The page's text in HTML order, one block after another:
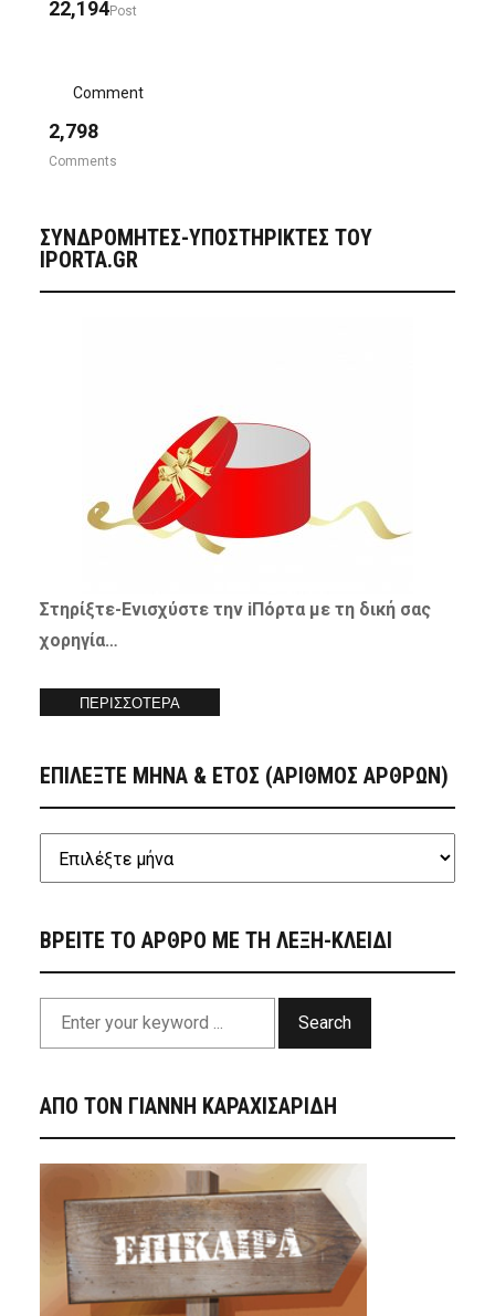
22,194Post
Comment
2,798
Comments
ΣΥΝΔΡΟΜΗΤΈΣ-ΥΠΟΣΤΗΡΙΚΤΈΣ ΤΟΥ
IPORTA.GR
Στηρίξτε-Ενισχύστετην iΠόρτα με τη δική σας
χορηγία…
ΠΕΡΙΣΣΟΤΕΡΑ
ΕΠΙΛΕΞΤΕ ΜΗΝΑ & ΕΤΟΣ (ΑΡΙΘΜΟΣ ΑΡΘΡΩΝ)
ΒΡΕΙΤΕ ΤΟ ΑΡΘΡΟ ΜΕ ΤΗ ΛΕΞΗ-ΚΛΕΙΔΙ
Search
ΑΠΟ ΤΟΝ ΓΙΑΝΝΗ ΚΑΡΑΧΙΣΑΡΙΔΗ